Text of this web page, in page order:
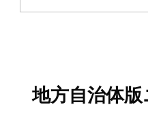
地方自治体